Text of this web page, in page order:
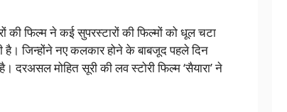
की फिल्म ने कई सुपरस्टारों की फिल्मों को धूल चटा
जिन्होंने नए कलकार होने के बाबजूद पहले दिन
मोहित सूरी की लव स्टोरी फिल्म ‘सैयारा’ ने